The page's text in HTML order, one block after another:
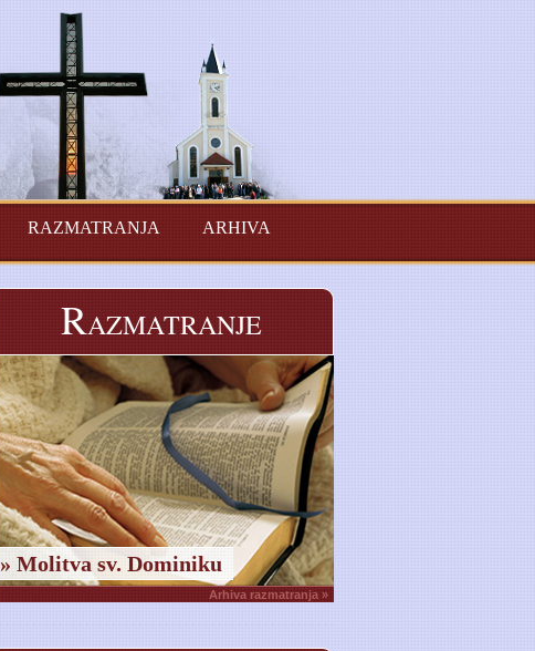
RAZMATRANJA ARHIVA
RAZMATRANJE
» Molitva sv. Dominiku
Arhiva razmatranja »